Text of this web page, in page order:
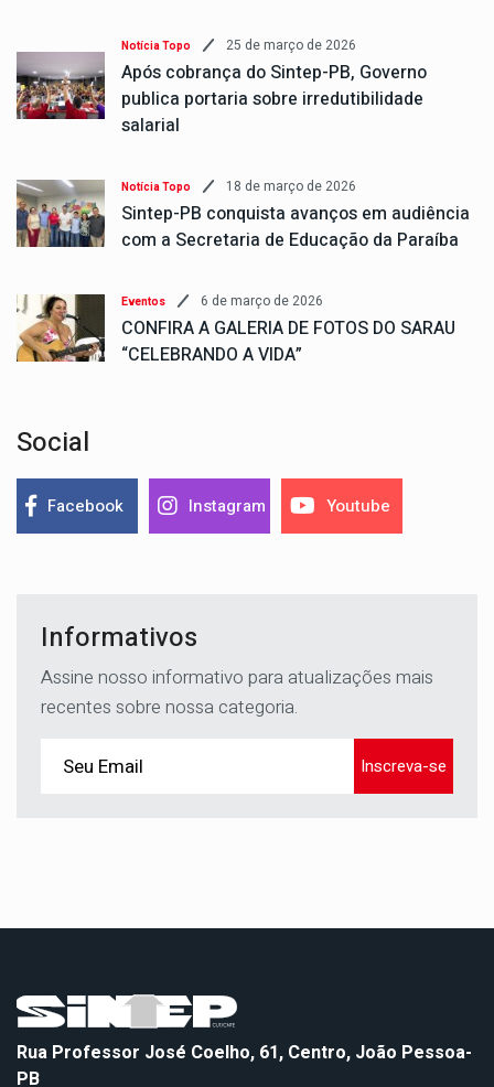
Notícia Topo 25 de março de 2026
Após cobrança do Sintep-PB, Governo
publica portaria sobre irredutibilidade
salarial
Notícia Topo 18 de março de 2026
Sintep-PB conquista avanços em audiência
com a Secretaria de Educação da Paraíba
Eventos 6 de março de 2026
CONFIRA A GALERIA DE FOTOS DO SARAU
“CELEBRANDO A VIDA”
Social
Facebook Instagram Youtube
Informativos
Assine nosso informativo para atualizações mais
recentes sobre nossa categoria.
Inscreva-se
Rua Professor José Coelho, 61, Centro, João Pessoa-
PB